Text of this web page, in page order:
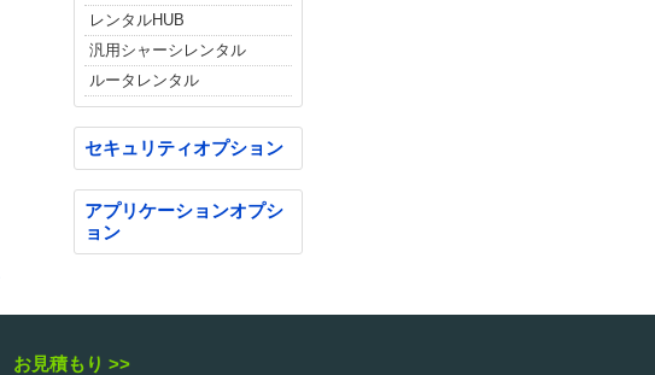
レンタルHUB
汎用シャーシレンタル
ルータレンタル
セキュリティオプション
アプリケーションオプシ
ョン
お見積もり >>